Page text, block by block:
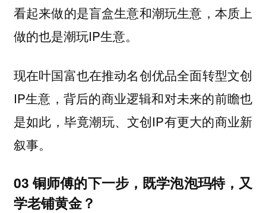
看起来做的是盲盒生意和潮玩生意，本质上
做的也是潮玩IP生意。
现在叶国富也在推动名创优品全面转型文创
IP生意，背后的商业逻辑和对未来的前瞻也
是如此，毕竟潮玩、文创IP有更大的商业新
叙事。
03 铜师傅的下一步，既学泡泡玛特，又
学老铺黄金？